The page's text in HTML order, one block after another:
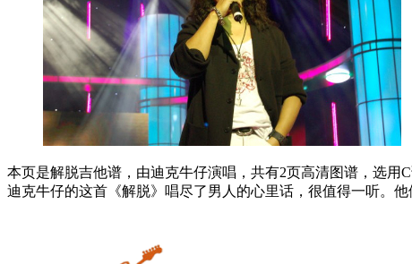
本页是解脱吉他谱，由迪克牛仔演唱，共有2页高清图谱，选用
迪克牛仔的这首《解脱》唱尽了男人的心里话，很值得一听。